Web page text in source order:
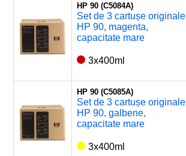
HP 90 (C5084A)
Set de 3 cartușe originale
HP 90, magenta,
capacitate mare
3x400ml
HP 90 (C5085A)
Set de 3 cartușe originale
HP 90, galbene,
capacitate mare
3x400ml